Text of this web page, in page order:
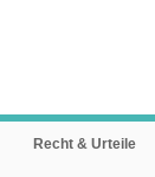
Recht & Urteile